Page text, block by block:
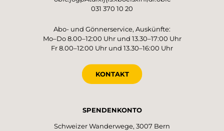
031 370 10 20
Abo- und Gönnerservice, Auskünfte:
Mo–Do 8.00–12:00 Uhr und 13.30–17:00 Uhr
Fr 8.00–12:00 Uhr und 13.30–16:00 Uhr
KONTAKT
SPENDENKONTO
Schweizer Wanderwege, 3007 Bern